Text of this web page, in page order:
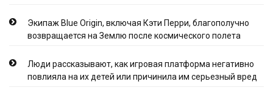
Экипаж Blue Origin, включая Кэти Перри, благополучно
возвращается на Землю после космического полета
Люди рассказывают, как игровая платформа негативно
повлияла на их детей или причинила им серьезный вред